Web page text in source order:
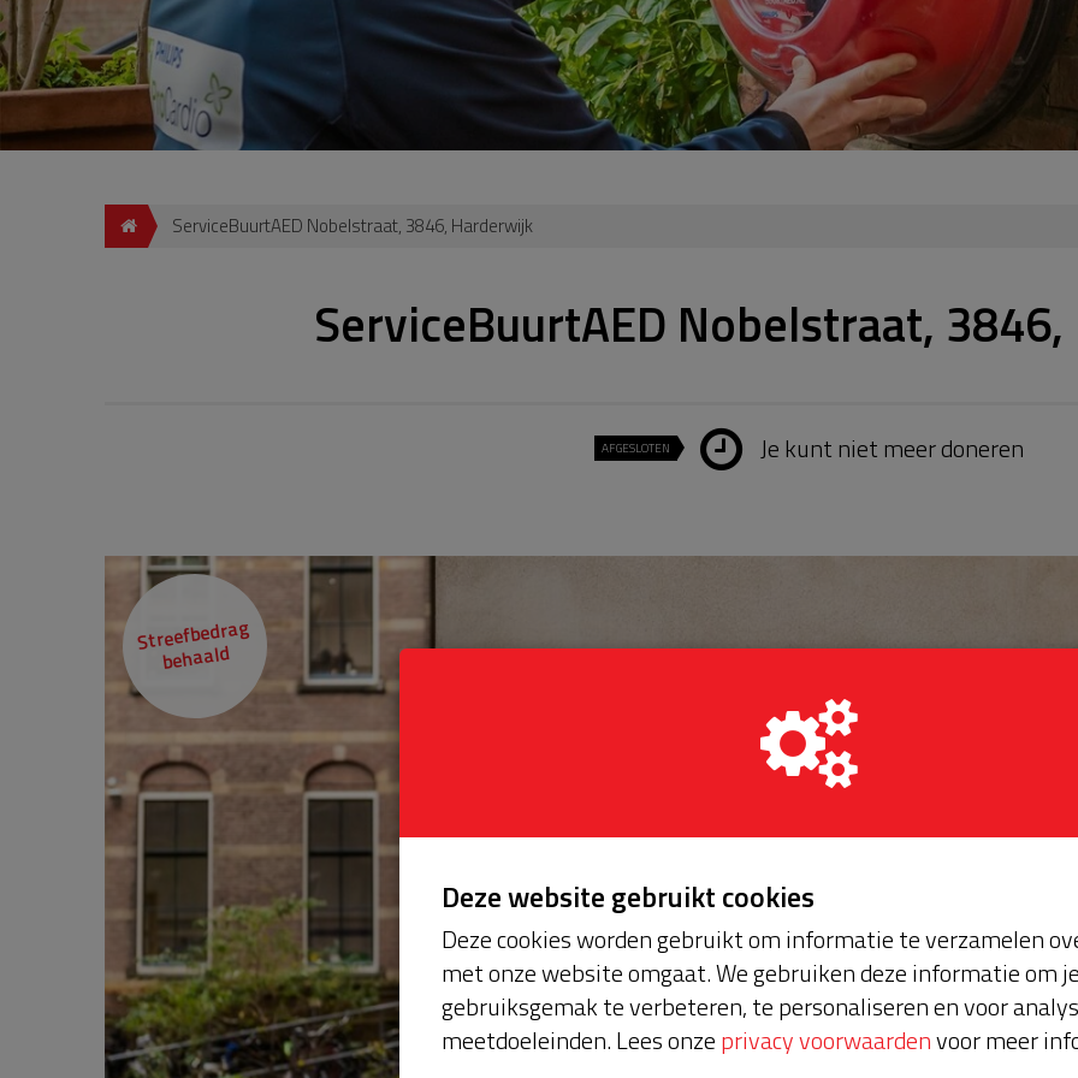
ServiceBuurtAED Nobelstraat, 3846, Harderwijk
ServiceBuurtAED Nobelstraat,
AFGESLOTEN Je kunt niet meer doneren
Streefbedrag
behaald
Deze website gebruikt cookies
Deze cookies worden gebruikt om informatie te verzamelen
met onze website omgaat. We gebruiken deze informatie om
gebruiksgemak te verbeteren, te personaliseren en voor
meetdoeleinden. Lees onzeprivacy voorwaardenvoor meer